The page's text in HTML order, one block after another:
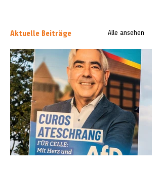
Aktuelle Beiträge Alle ansehen